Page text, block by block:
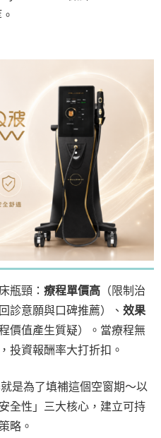
瓶頸： 療程單價高 （限制治
診意願與口碑推薦）、 效果
價值產生質疑）。當療程無
投資報酬率大打折扣。
是為了填補這個空窗期～以
全性」三大核心，建立可持
略。